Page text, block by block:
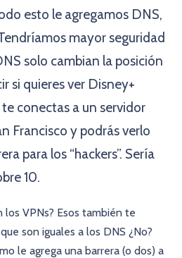
esto le agregamos DNS,
mayor seguridad
solo cambian la posición
si quieres ver Disney+
conectas a un servidor
Francisco y podrás verlo
para los “hackers”. Sería
10.
los VPNs? Esos también te
son iguales a los DNS ¿No?
le agrega una barrera (o dos) a